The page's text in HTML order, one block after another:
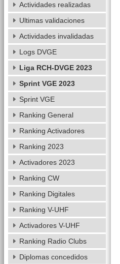
Actividades realizadas
Ultimas validaciones
Actividades invalidadas
Logs DVGE
Liga RCH-DVGE 2023
Sprint VGE 2023
Sprint VGE
Ranking General
Ranking Activadores
Ranking 2023
Activadores 2023
Ranking CW
Ranking Digitales
Ranking V-UHF
Activadores V-UHF
Ranking Radio Clubs
Diplomas concedidos